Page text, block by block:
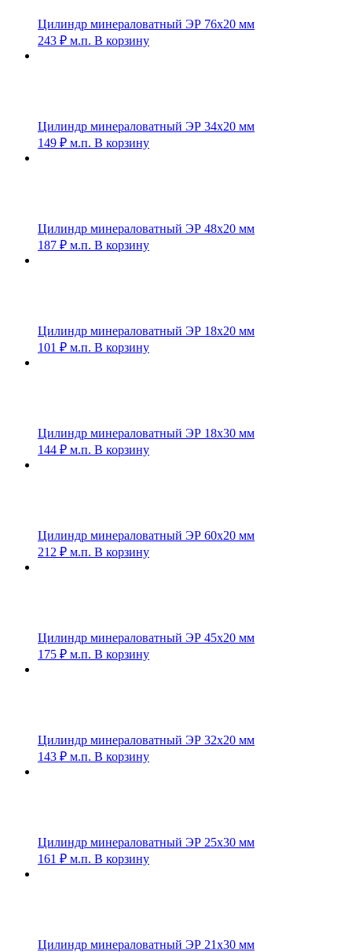
Цилиндр минераловатный ЭР 76х20 мм
243 ₽ м.п. В корзину
Цилиндр минераловатный ЭР 34х20 мм
149 ₽ м.п. В корзину
Цилиндр минераловатный ЭР 48х20 мм
187 ₽ м.п. В корзину
Цилиндр минераловатный ЭР 18х20 мм
101 ₽ м.п. В корзину
Цилиндр минераловатный ЭР 18х30 мм
144 ₽ м.п. В корзину
Цилиндр минераловатный ЭР 60х20 мм
212 ₽ м.п. В корзину
Цилиндр минераловатный ЭР 45х20 мм
175 ₽ м.п. В корзину
Цилиндр минераловатный ЭР 32х20 мм
143 ₽ м.п. В корзину
Цилиндр минераловатный ЭР 25х30 мм
161 ₽ м.п. В корзину
Цилиндр минераловатный ЭР 21х30 мм